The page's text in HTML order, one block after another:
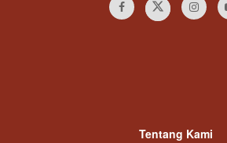
Tentang Kami